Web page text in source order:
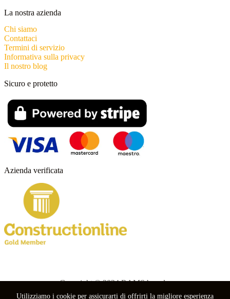
Utilizziamo i cookie per assicurarti di offrirti la migliore esperienza
La nostra azienda
Chi siamo
Contattaci
Termini di servizio
Informativa sulla privacy
Il nostro blog
Azienda verificata
Sicuro e protetto
Copyright © 2024 RAMS boards.